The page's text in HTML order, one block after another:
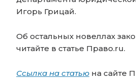
Игорь Грицай.
Об остальных новеллах
читайте в статье Право.ru.
Ссылка на статью на сайте